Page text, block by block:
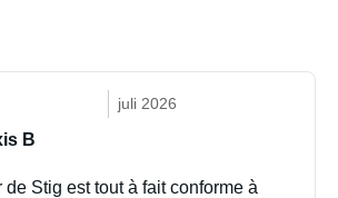
juli 2026
B
de Stig est tout à fait conforme à